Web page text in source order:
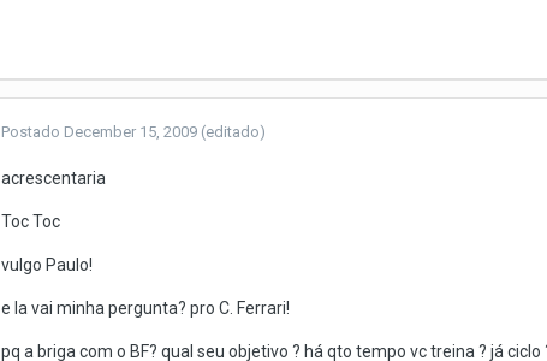
Postado December 15, 2009 (editado)
acrescentaria
Toc Toc
vulgo Paulo!
e la vai minha pergunta? pro C. Ferrari!
pq a briga com o BF? qual seu objetivo ? há qto tempo vc treina ? já ciclo